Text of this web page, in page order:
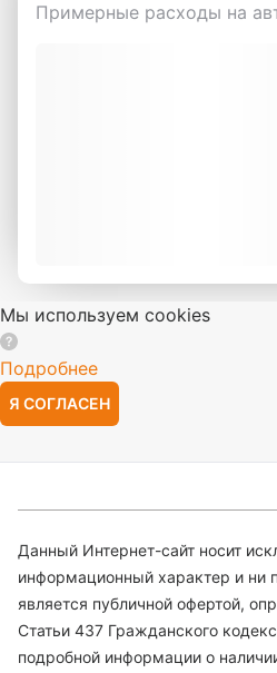
Примерные расходы на
Мы используем cookies
Подробнее
Я СОГЛАСЕН
Данный Интернет-сайт носит
информационный характер и ни
является публичной офертой,
Статьи 437 Гражданского
подробной информации о